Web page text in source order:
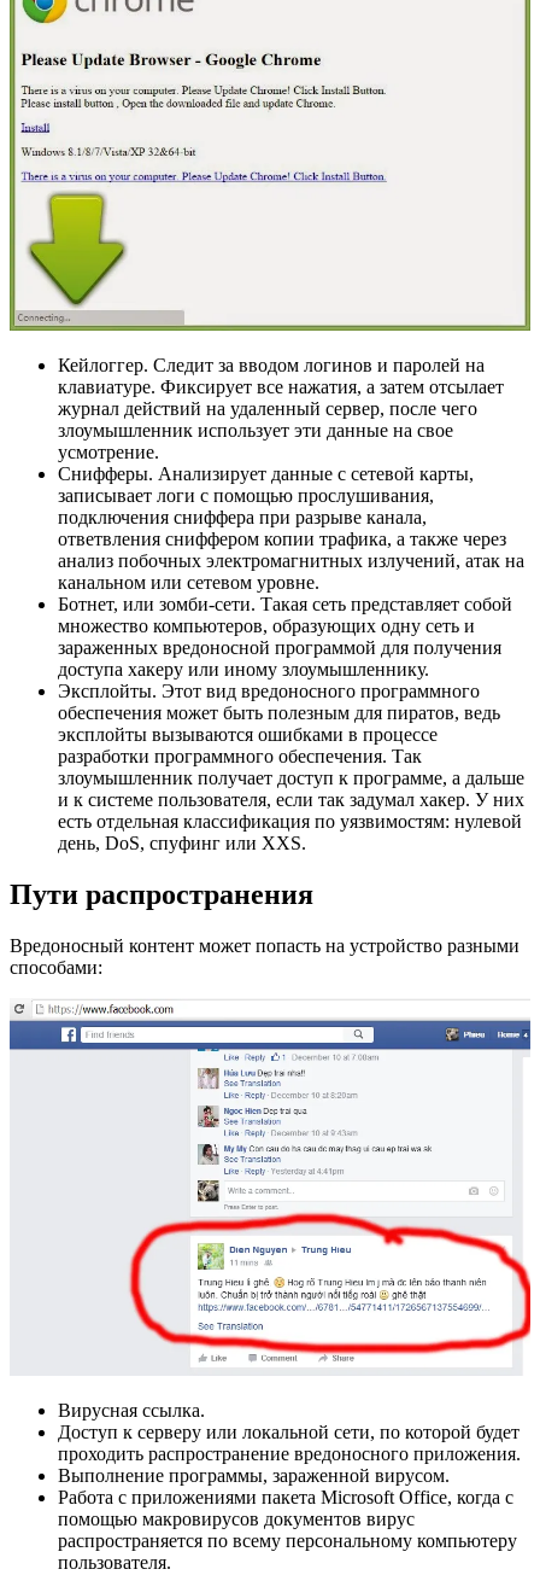
Кейлоггер. Следит за вводом логинов и паролей на
клавиатуре. Фиксирует все нажатия, а затем отсылает
журнал действий на удаленный сервер, после чего
злоумышленник использует эти данные на свое
усмотрение.
Снифферы. Анализирует данные с сетевой карты,
записывает логи с помощью прослушивания,
подключения сниффера при разрыве канала,
ответвления сниффером копии трафика, а также через
анализ побочных электромагнитных излучений, атак на
канальном или сетевом уровне.
Ботнет, или зомби-сети. Такая сеть представляет собой
множество компьютеров, образующих одну сеть и
зараженных вредоносной программой для получения
доступа хакеру или иному злоумышленнику.
Эксплойты. Этот вид вредоносного программного
обеспечения может быть полезным для пиратов, ведь
эксплойты вызываются ошибками в процессе
разработки программного обеспечения. Так
злоумышленник получает доступ к программе, а дальше
и к системе пользователя, если так задумал хакер. У них
есть отдельная классификация по уязвимостям: нулевой
день, DoS, спуфинг или XXS.
Пути распространения
Вредоносный контент может попасть на устройство разными
способами:
Вирусная ссылка.
Доступ к серверу или локальной сети, по которой будет
проходить распространение вредоносного приложения.
Выполнение программы, зараженной вирусом.
Работа с приложениями пакета Microsoft Office, когда с
помощью макровирусов документов вирус
распространяется по всему персональному компьютеру
пользователя.